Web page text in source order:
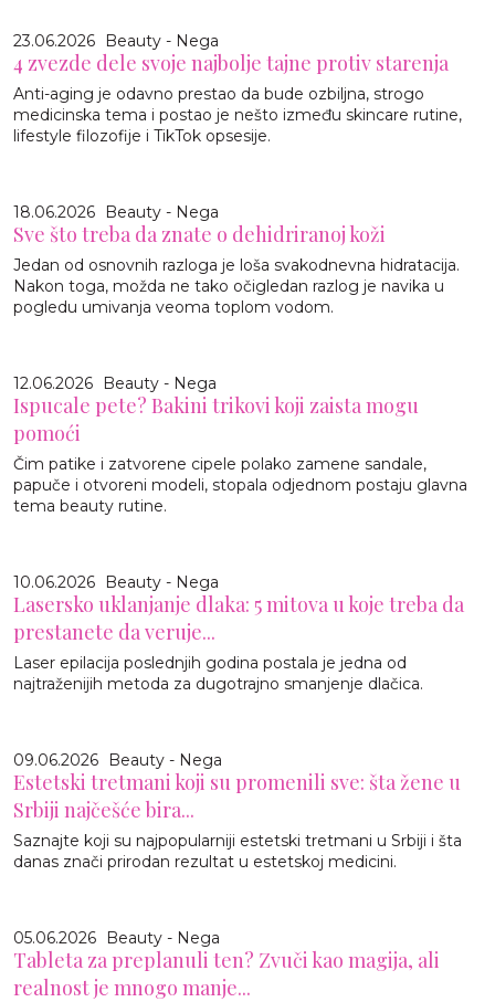
23.06.2026 Beauty - Nega
4 zvezde dele svoje najbolje tajne protiv starenja
Anti-aging je odavno prestao da bude ozbiljna, strogo
medicinska tema i postao je nešto između skincare rutine,
lifestyle filozofije i TikTok opsesije.
18.06.2026 Beauty - Nega
Sve što treba da znate o dehidriranoj koži
Jedan od osnovnih razloga je loša svakodnevna hidratacija.
Nakon toga, možda ne tako očigledan razlog je navika u
pogledu umivanja veoma toplom vodom.
12.06.2026 Beauty - Nega
Ispucale pete? Bakini trikovi koji zaista mogu
pomoći
Čim patike i zatvorene cipele polako zamene sandale,
papuče i otvoreni modeli, stopala odjednom postaju glavna
tema beauty rutine.
10.06.2026 Beauty - Nega
Lasersko uklanjanje dlaka: 5 mitova u koje treba da
prestanete da veruje...
Laser epilacija poslednjih godina postala je jedna od
najtraženijih metoda za dugotrajno smanjenje dlačica.
09.06.2026 Beauty - Nega
Estetski tretmani koji su promenili sve: šta žene u
Srbiji najčešće bira...
Saznajte koji su najpopularniji estetski tretmani u Srbiji i šta
danas znači prirodan rezultat u estetskoj medicini.
05.06.2026 Beauty - Nega
Tableta za preplanuli ten? Zvuči kao magija, ali
realnost je mnogo manje...